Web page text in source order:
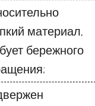
материал,
бережного